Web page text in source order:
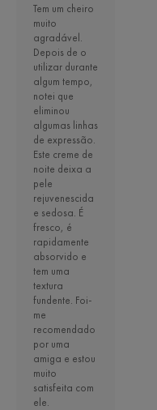
Tem um cheiro
muito
agradável.
Depois de o
utilizar durante
algum tempo,
notei que
eliminou
algumas linhas
de expressão.
Este creme de
noite deixa a
pele
rejuvenescida
e sedosa. É
fresco, é
rapidamente
absorvido e
tem uma
textura
fundente. Foi-
me
recomendado
por uma
amiga e estou
muito
satisfeita com
ele.